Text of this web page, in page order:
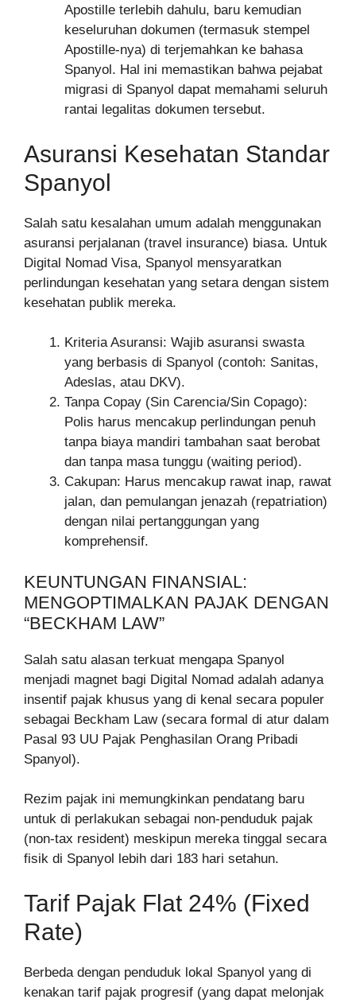
Apostille terlebih dahulu, baru kemudian
keseluruhan dokumen (termasuk stempel
Apostille-nya) di terjemahkan ke bahasa
Spanyol. Hal ini memastikan bahwa pejabat
migrasi di Spanyol dapat memahami seluruh
rantai legalitas dokumen tersebut.
Asuransi Kesehatan Standar
Spanyol
Salah satu kesalahan umum adalah menggunakan
asuransi perjalanan (travel insurance) biasa. Untuk
Digital Nomad Visa, Spanyol mensyaratkan
perlindungan kesehatan yang setara dengan sistem
kesehatan publik mereka.
Kriteria Asuransi: Wajib asuransi swasta
yang berbasis di Spanyol (contoh: Sanitas,
Adeslas, atau DKV).
Tanpa Copay (Sin Carencia/Sin Copago):
Polis harus mencakup perlindungan penuh
tanpa biaya mandiri tambahan saat berobat
dan tanpa masa tunggu (waiting period).
Cakupan: Harus mencakup rawat inap, rawat
jalan, dan pemulangan jenazah (repatriation)
dengan nilai pertanggungan yang
komprehensif.
KEUNTUNGAN FINANSIAL:
MENGOPTIMALKAN PAJAK DENGAN
“BECKHAM LAW”
Salah satu alasan terkuat mengapa Spanyol
menjadi magnet bagi Digital Nomad adalah adanya
insentif pajak khusus yang di kenal secara populer
sebagai Beckham Law (secara formal di atur dalam
Pasal 93 UU Pajak Penghasilan Orang Pribadi
Spanyol).
Rezim pajak ini memungkinkan pendatang baru
untuk di perlakukan sebagai non-penduduk pajak
(non-tax resident) meskipun mereka tinggal secara
fisik di Spanyol lebih dari 183 hari setahun.
Tarif Pajak Flat 24% (Fixed
Rate)
Berbeda dengan penduduk lokal Spanyol yang di
kenakan tarif pajak progresif (yang dapat melonjak